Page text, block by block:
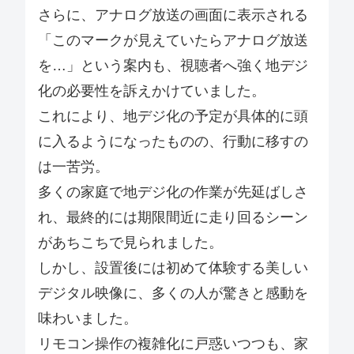
さらに、アナログ放送の画面に表示される
「このマークが見えていたらアナログ放送
を…」という案内も、視聴者へ強く地デジ
化の必要性を訴えかけていました。
これにより、地デジ化の予定が具体的に頭
に入るようになったものの、行動に移すの
は一苦労。
多くの家庭で地デジ化の作業が先延ばしさ
れ、最終的には期限間近に走り回るシーン
があちこちで見られました。
しかし、設置後には初めて体験する美しい
デジタル映像に、多くの人が驚きと感動を
味わいました。
リモコン操作の複雑化に戸惑いつつも、家